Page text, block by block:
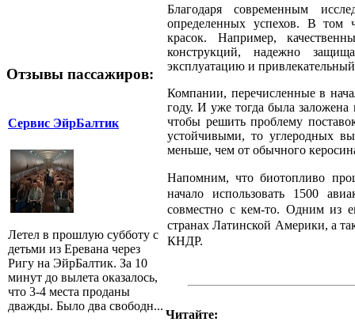
Отзывы пассажиров:
Сервис ЭйрБалтик
Летел в прошлую субботу с
детьми из Еревана через
Ригу на ЭйрБалтик. За 10
минут до вылета оказалось,
что 3-4 места проданы
дважды. Было два свободн...
Благодаря современным
определенных успехов. В том
красок. Например,
конструкций, надежно
эксплуатацию и
Компании, перечисленные в
году. И уже тогда была
чтобы решить проблему
устойчивыми, то углеродных
меньше, чем от обычного
Напомним, что биотопливо
начало использовать 1500
совместно с кем-то. Одним из
странах Латинской Америки, а
КНДР.
Читайте: